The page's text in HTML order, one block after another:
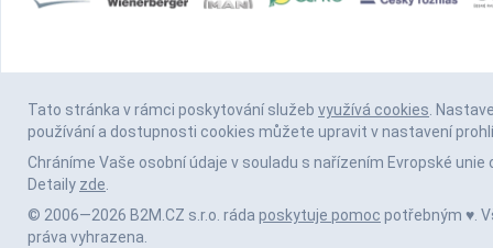
Tato stránka v rámci poskytování služeb využívá cookies.
používání a dostupnosti cookies můžete upravit v nastavení
Chráníme Vaše osobní údaje v souladu s nařízením Evropské unie
Detaily zde.
© 2006—2026 B2M.CZ s.r.o. ráda poskytuje pomoc potřebným ♥️.
práva vyhrazena.